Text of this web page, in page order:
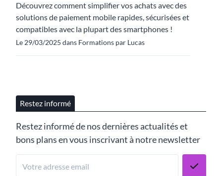
Découvrez comment simplifier vos achats avec des
solutions de paiement mobile rapides, sécurisées et
compatibles avec la plupart des smartphones !
Le 29/03/2025 dans Formations par Lucas
Restez informé
Restez informé de nos dernières actualités et
bons plans en vous inscrivant à notre newsletter